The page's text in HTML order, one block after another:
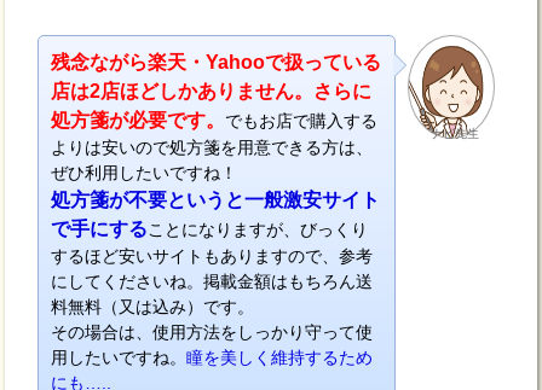
ナビ先生
残念ながら楽天・Yahooで扱っている
店は2店ほどしかありません。さらに
処方箋が必要です。 でもお店で購入する
よりは安いので処方箋を用意できる方は、
ぜひ利用したいですね！
処方箋が不要というと一般激安サイト
で手にすることになりますが、びっくり
するほど安いサイトもありますので、参考
にしてくださいね。掲載金額はもちろん送
料無料（又は込み）です。
その場合は、使用方法をしっかり守って使
用したいですね。瞳を美しく維持するため
にも…..